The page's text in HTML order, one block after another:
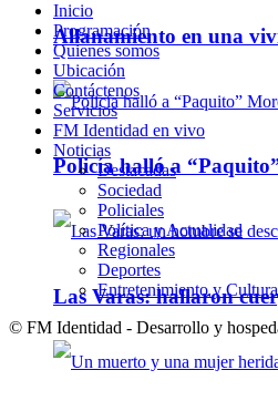
Allanamiento en una
Policía halló a
Las Varas: hallaron
Inicio
Programación
Quienes somos
Ubicación
Contáctenos
Servicios
FM Identidad en vivo
Noticias
Destacadas
Sociedad
Policiales
Política y Actualidad
Regionales
Deportes
Entretenimiento y Cultura
© FM Identidad - Desarrollo y